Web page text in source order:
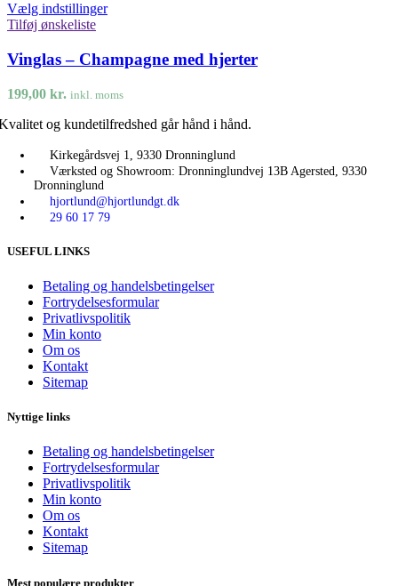
Vælg indstillinger
Tilføj ønskeliste
Vinglas – Champagne med hjerter
199,00 kr. inkl. moms
og kundetilfredshed går hånd i hånd.
Kirkegårdsvej 1, 9330 Dronninglund
Værksted og Showroom: Dronninglundvej 13B Agersted, 9330
Dronninglund
hjortlund@hjortlundgt.dk
29 60 17 79
USEFUL LINKS
Betaling og handelsbetingelser
Fortrydelsesformular
Privatlivspolitik
Min konto
Om os
Kontakt
Sitemap
Nyttige links
Betaling og handelsbetingelser
Fortrydelsesformular
Privatlivspolitik
Min konto
Om os
Kontakt
Sitemap
Mest populære produkter